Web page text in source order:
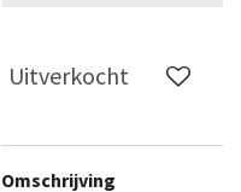
Uitverkocht
Omschrijving